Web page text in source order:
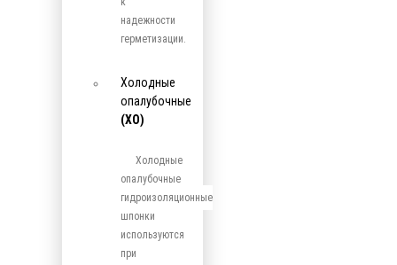
надежности
герметизации.
Холодные
опалубочные
(ХО)
Холодные
опалубочные
гидроизоляционные
шпонки
используются
при